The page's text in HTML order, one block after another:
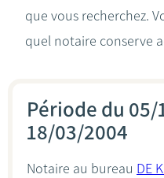
Calculateurs
que vous recherchez.
quel notaire conserve
Période du 05/
18/03/2004
Notaire au bureau DE